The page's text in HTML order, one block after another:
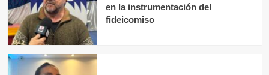
en la instrumentación del
fideicomiso